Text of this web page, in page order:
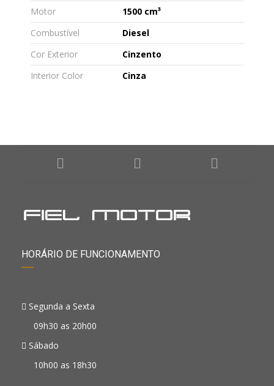
Motor
1500 cm³
Combustível
Diesel
Cor Exterior
Cinzento
Interior Color
Cinza
HORÁRIO DE FUNCIONAMENTO
Segunda a Sexta
09h30 as 20h00
Sábado
10h00 as 18h30